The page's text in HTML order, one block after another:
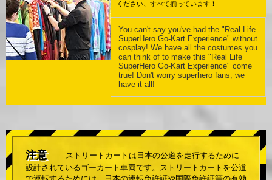
ください、すべて揃っています！
You can't say you've had the "Real Life
SuperHero Go-Kart Experience" without
cosplay! We have all the costumes you
can think of to make this "Real Life
SuperHero Go-Kart Experience" come
true! Don't worry superhero fans, we
have it all!
注意
ストリートカートは日本の公道を走行するために
設計されているゴーカート車両です。ストリートカートを公道